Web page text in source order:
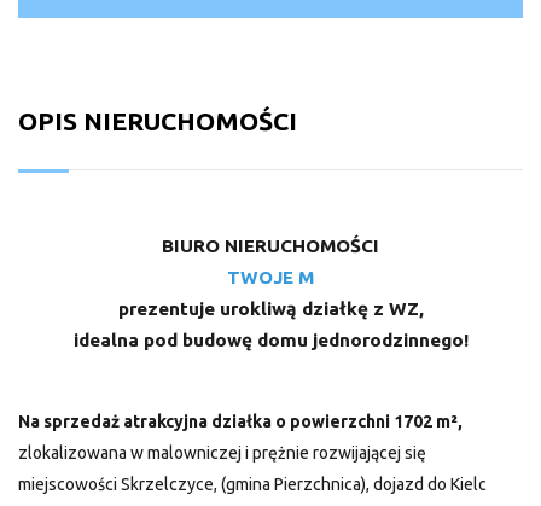
OPIS NIERUCHOMOŚCI
BIURO NIERUCHOMOŚCI
TWOJE M
prezentuje urokliwą działkę z WZ,
idealna pod budowę domu jednorodzinnego!
Na sprzedaż atrakcyjna działka o powierzchni 1702 m²,
zlokalizowana w malowniczej i prężnie rozwijającej się
miejscowości Skrzelczyce, (gmina Pierzchnica), dojazd do Kielc